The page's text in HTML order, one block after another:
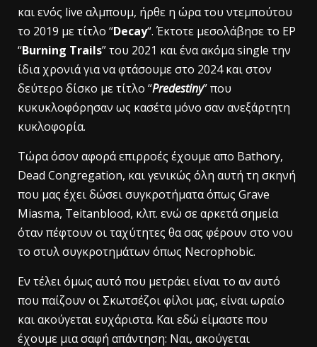
και ενός live αλμπουμ, ήρθε η ώρα του ντεμπούτου
το 2019 με τίτλο “Decay“. Έκτοτε μεσολάβησε το ΕΡ
“Burning Trails” του 2021 και ένα ακόμα single την
ίδια χρονιά για να φτάσουμε στο 2024 και στον
δεύτερο δίσκο με τίτλο “Predestiny” που
κυκυκλοφόρησαν ως κασέτα μόνο σαν ανεξάρτητη
κυκλοφορία.
Τώρα όσον αφορά επιρροές έχουμε απο Bathory,
Dead Congregation, και γενικώς όλη αυτή τη σκηνή
που μας έχει δώσει συγκροτήματα όπως Grave
Miasma, Teitanblood, κλπ. ενώ σε αρκετά σημεία
όταν πέφτουν οι ταχύτητες θα σας φέρουν στο νου
το στυλ συγκροτημάτων όπως Necrophobic.
Eν τέλει όμως αυτό που μετράει είναι το αν αυτό
που παίζουν οι Σκωτσέζοι φίλοι μας, είναι ωραίο
και ακούγεται ευχάριστα. Και εδώ είμαστε που
έχουμε μια σαφή απάντηση: Ναι, ακούγεται